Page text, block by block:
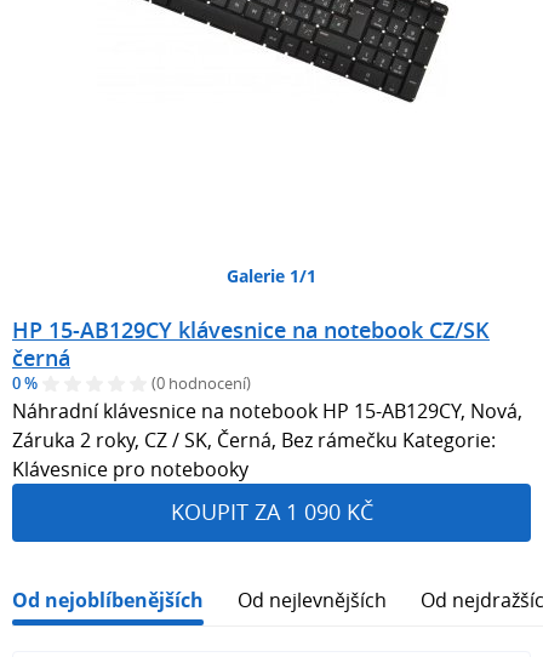
Galerie 1/1
HP 15-AB129CY klávesnice na notebook CZ/SK
černá
0 % (0 hodnocení)
Náhradní klávesnice na notebook HP 15-AB129CY, Nová,
Záruka 2 roky, CZ / SK, Černá, Bez rámečku Kategorie:
Klávesnice pro notebooky
KOUPIT ZA 1 090 KČ
Od nejoblíbenějších Od nejlevnějších Od